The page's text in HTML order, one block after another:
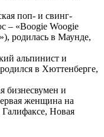
поп- и свинг-
– «Boogie Woogie
родилась в Маунде,
альпинист и
в Хюттенберге,
бизнесвумен и
женщина на
Галифаксе, Новая